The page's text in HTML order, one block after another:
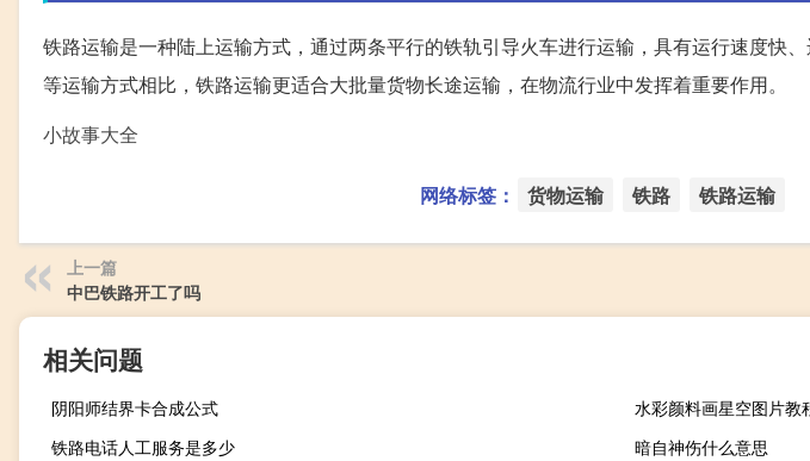
铁路运输是一种陆上运输方式，通过两条平行的铁轨引导火车进行运输，具有运行速度快
等运输方式相比，铁路运输更适合大批量货物长途运输，在物流行业中发挥着重要作用。
小故事大全
网络标签： 货物运输 铁路 铁路运输
上一篇
中巴铁路开工了吗
相关问题
阴阳师结界卡合成公式
水彩颜料画星空图片教
铁路电话人工服务是多少
暗自神伤什么意思